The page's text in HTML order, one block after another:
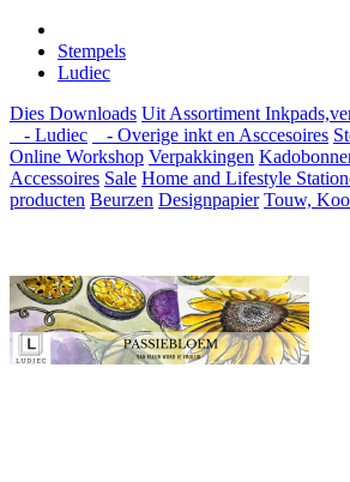
Stempels
Ludiec
Dies Downloads Uit Assortiment
- Ludiec
- Overige inkt en Asccesoires
Online Workshop Verpakkingen
Accessoires Sale Home and Lifestyle
producten Beurzen Designpapier Touw,